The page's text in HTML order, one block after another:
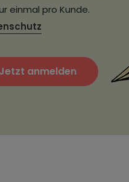
einmal pro Kunde.
Jetzt anmelden